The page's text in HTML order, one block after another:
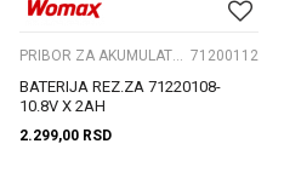
71200112
BATERIJA REZ.ZA 71220108-
10.8V X 2AH
2.299,00 RSD